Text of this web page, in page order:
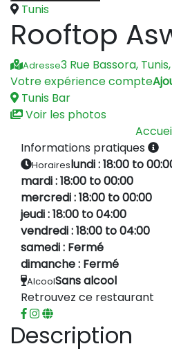
Tunis
Rooftop
Adresse3 Rue Bassora,
Votre expérience compte
Tunis Bar
Voir les photos
Informations pratiques
Horaireslundi : 18:00 to
mardi : 18:00 to 00:00
mercredi : 18:00 to 00:00
jeudi : 18:00 to 04:00
vendredi : 18:00 to 04:00
samedi : Fermé
dimanche : Fermé
AlcoolSans alcool
Retrouvez ce restaurant
Description